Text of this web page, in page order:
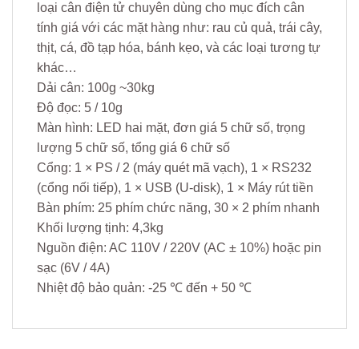
loại cân điện tử chuyên dùng cho mục đích cân
tính giá với các mặt hàng như: rau củ quả, trái cây,
thịt, cá, đồ tạp hóa, bánh kẹo, và các loại tương tự
khác…
Dải cân: 100g ~30kg
Độ đọc: 5 / 10g
Màn hình: LED hai mặt, đơn giá 5 chữ số, trọng
lượng 5 chữ số, tổng giá 6 chữ số
Cổng: 1 × PS / 2 (máy quét mã vạch), 1 × RS232
(cổng nối tiếp), 1 × USB (U-disk), 1 × Máy rút tiền
Bàn phím: 25 phím chức năng, 30 × 2 phím nhanh
Khối lượng tịnh: 4,3kg
Nguồn điện: AC 110V / 220V (AC ± 10%) hoặc pin
sạc (6V / 4A)
Nhiệt độ bảo quản: -25 ℃ đến + 50 ℃